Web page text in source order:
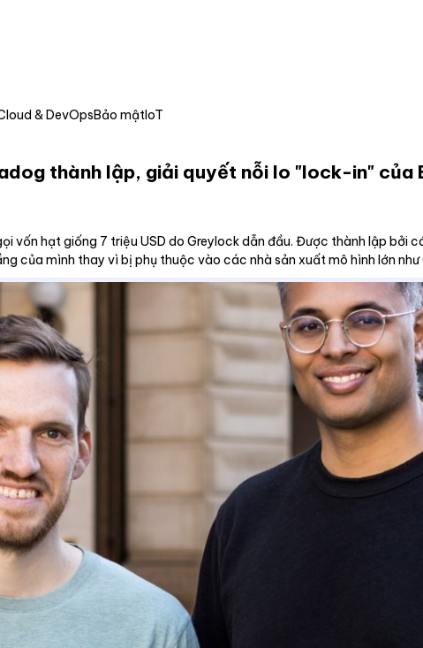
& DevOpsBảo mậtIoT
thành lập, giải quyết nỗi lo "lock-in" của
vốn hạt giống 7 triệu USD do Greylock dẫn đầu. Được thành lập bởi
của mình thay vì bị phụ thuộc vào các nhà sản xuất mô hình lớn như